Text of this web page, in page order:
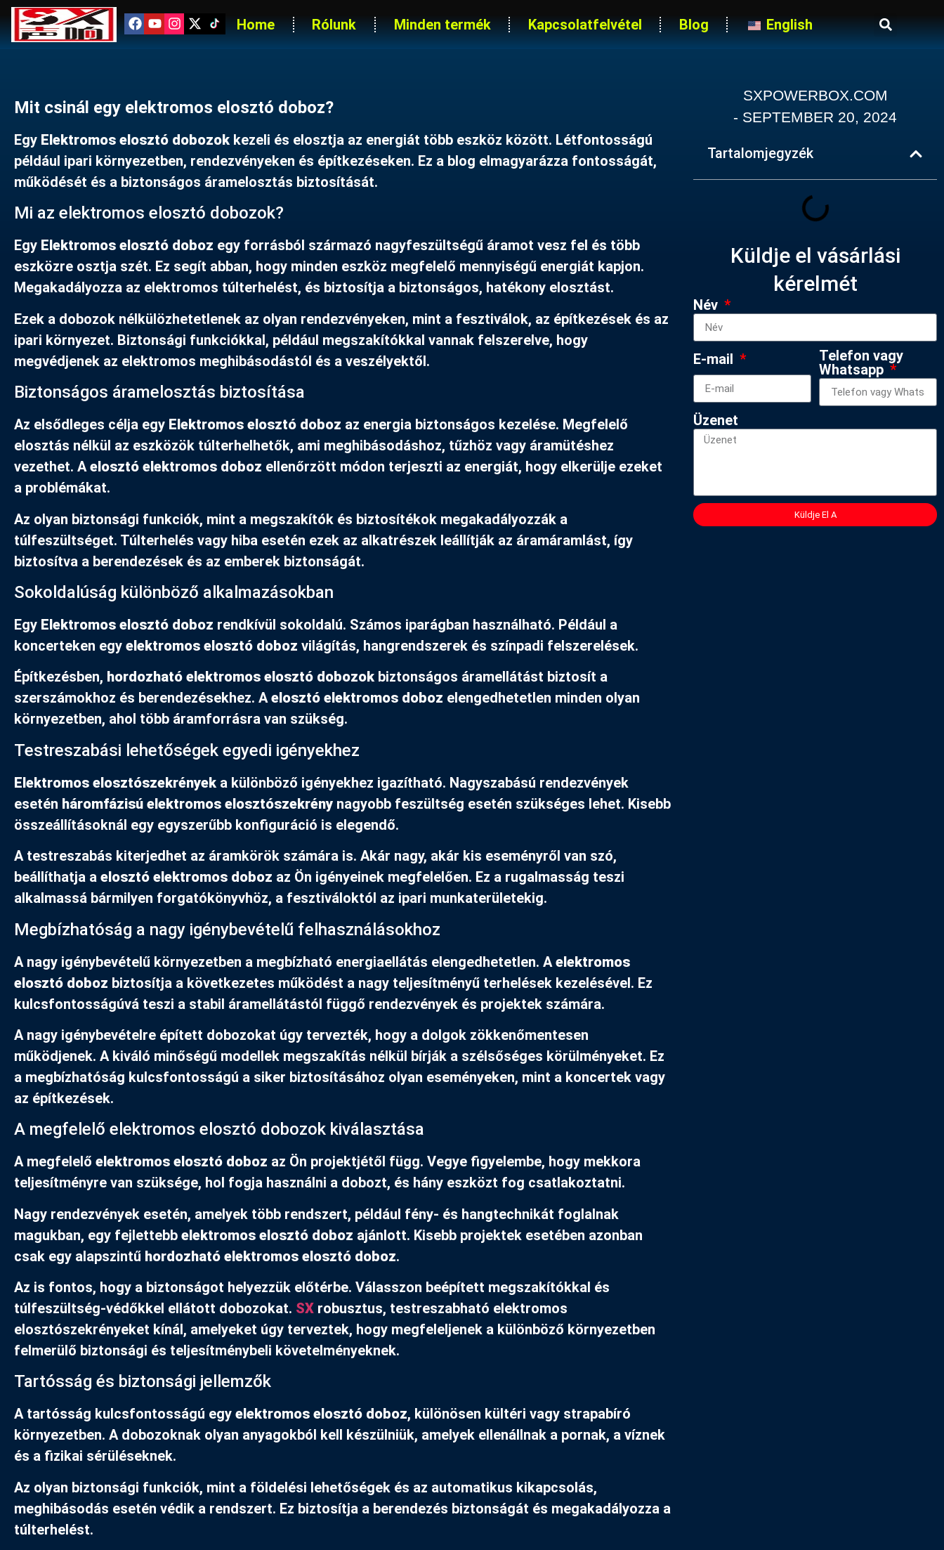
Home Rólunk Minden termék Kapcsolatfelvétel Blog English
Mit csinál egy elektromos elosztó doboz?
Egy Elektromos elosztó dobozok kezeli és elosztja az energiát több eszköz között. Létfontosságú
például ipari környezetben, rendezvényeken és építkezéseken. Ez a blog elmagyarázza fontosságát,
működését és a biztonságos áramelosztás biztosítását.
Mi az elektromos elosztó dobozok?
Egy Elektromos elosztó doboz egy forrásból származó nagyfeszültségű áramot vesz fel és több
eszközre osztja szét. Ez segít abban, hogy minden eszköz megfelelő mennyiségű energiát kapjon.
Megakadályozza az elektromos túlterhelést, és biztosítja a biztonságos, hatékony elosztást.
Ezek a dobozok nélkülözhetetlenek az olyan rendezvényeken, mint a fesztiválok, az építkezések és az
ipari környezet. Biztonsági funkciókkal, például megszakítókkal vannak felszerelve, hogy
megvédjenek az elektromos meghibásodástól és a veszélyektől.
Biztonságos áramelosztás biztosítása
Az elsődleges célja egy Elektromos elosztó doboz az energia biztonságos kezelése. Megfelelő
elosztás nélkül az eszközök túlterhelhetők, ami meghibásodáshoz, tűzhöz vagy áramütéshez
vezethet. Aelosztó elektromos doboz ellenőrzött módon terjeszti az energiát, hogy elkerülje ezeket
a problémákat.
Az olyan biztonsági funkciók, mint a megszakítók és biztosítékok megakadályozzák a
túlfeszültséget. Túlterhelés vagy hiba esetén ezek az alkatrészek leállítják az áramáramlást, így
biztosítva a berendezések és az emberek biztonságát.
Sokoldalúság különböző alkalmazásokban
Egy Elektromos elosztó doboz rendkívül sokoldalú. Számos iparágban használható. Például a
koncerteken egy elektromos elosztó doboz világítás, hangrendszerek és színpadi felszerelések.
Építkezésben, hordozható elektromos elosztó dobozok biztonságos áramellátást biztosít a
szerszámokhoz és berendezésekhez. Aelosztó elektromos doboz elengedhetetlen minden olyan
környezetben, ahol több áramforrásra van szükség.
Testreszabási lehetőségek egyedi igényekhez
Elektromos elosztószekrények a különböző igényekhez igazítható. Nagyszabású rendezvények
esetén háromfázisú elektromos elosztószekrény nagyobb feszültség esetén szükséges lehet. Kisebb
összeállításoknál egy egyszerűbb konfiguráció is elegendő.
A testreszabás kiterjedhet az áramkörök számára is. Akár nagy, akár kis eseményről van szó,
beállíthatja a elosztó elektromos doboz az Ön igényeinek megfelelően. Ez a rugalmasság teszi
alkalmassá bármilyen forgatókönyvhöz, a fesztiváloktól az ipari munkaterületekig.
Megbízhatóság a nagy igénybevételű felhasználásokhoz
A nagy igénybevételű környezetben a megbízható energiaellátás elengedhetetlen. A elektromos
elosztó doboz biztosítja a következetes működést a nagy teljesítményű terhelések kezelésével. Ez
kulcsfontosságúvá teszi a stabil áramellátástól függő rendezvények és projektek számára.
A nagy igénybevételre épített dobozokat úgy tervezték, hogy a dolgok zökkenőmentesen
működjenek. A kiváló minőségű modellek megszakítás nélkül bírják a szélsőséges körülményeket. Ez
a megbízhatóság kulcsfontosságú a siker biztosításához olyan eseményeken, mint a koncertek vagy
az építkezések.
A megfelelő elektromos elosztó dobozok kiválasztása
A megfelelő elektromos elosztó doboz az Ön projektjétől függ. Vegye figyelembe, hogy mekkora
teljesítményre van szüksége, hol fogja használni a dobozt, és hány eszközt fog csatlakoztatni.
Nagy rendezvények esetén, amelyek több rendszert, például fény- és hangtechnikát foglalnak
magukban, egy fejlettebb elektromos elosztó doboz ajánlott. Kisebb projektek esetében azonban
csak egy alapszintű hordozható elektromos elosztó doboz.
Az is fontos, hogy a biztonságot helyezzük előtérbe. Válasszon beépített megszakítókkal és
túlfeszültség-védőkkel ellátott dobozokat. SX robusztus, testreszabható elektromos
elosztószekrényeket kínál, amelyeket úgy terveztek, hogy megfeleljenek a különböző környezetben
felmerülő biztonsági és teljesítménybeli követelményeknek.
Tartósság és biztonsági jellemzők
A tartósság kulcsfontosságú egy elektromos elosztó doboz, különösen kültéri vagy strapabíró
környezetben. A dobozoknak olyan anyagokból kell készülniük, amelyek ellenállnak a pornak, a víznek
és a fizikai sérüléseknek.
Az olyan biztonsági funkciók, mint a földelési lehetőségek és az automatikus kikapcsolás,
meghibásodás esetén védik a rendszert. Ez biztosítja a berendezés biztonságát és megakadályozza a
túlterhelést.
SXPOWERBOX.COM
- SEPTEMBER 20, 2024
Tartalomjegyzék
Küldje el vásárlási
kérelmét
Név
E-mail
Telefon vagy
Whatsapp
Üzenet
Küldje El A